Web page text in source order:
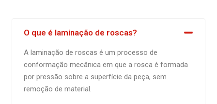
O que é laminação de roscas?
A laminação de roscas é um processo de
conformação mecânica em que a rosca é formada
por pressão sobre a superfície da peça, sem
remoção de material.